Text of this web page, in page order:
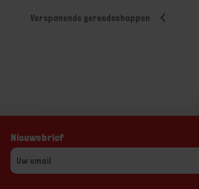
Verspanende gereedschappen
Nieuwsbrief